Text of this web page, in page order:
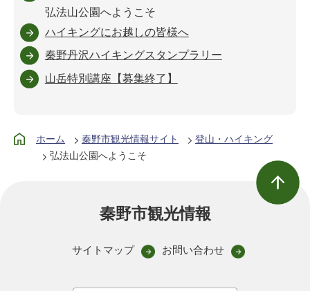
弘法山公園へようこそ
ハイキングにお越しの皆様へ
秦野丹沢ハイキングスタンプラリー
山岳特別講座【募集終了】
ホーム 秦野市観光情報サイト
登山・ハイキング
弘法山公園へようこそ
秦野市観光情報
サイトマップ お問い合わせ